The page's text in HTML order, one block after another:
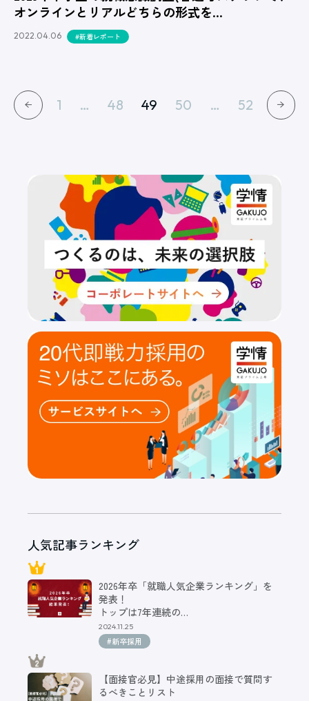
オンラインとリアルどちらの形式を…
2022.04.06 #新着レポート
1 … 48 49 50 … 52
人気記事ランキング
2026年卒「就職人気企業ランキング」を
発表！
トップは7年連続の…
2024.11.25
#新卒採用
【面接官必見】中途採用の面接で質問す
るべきことリスト